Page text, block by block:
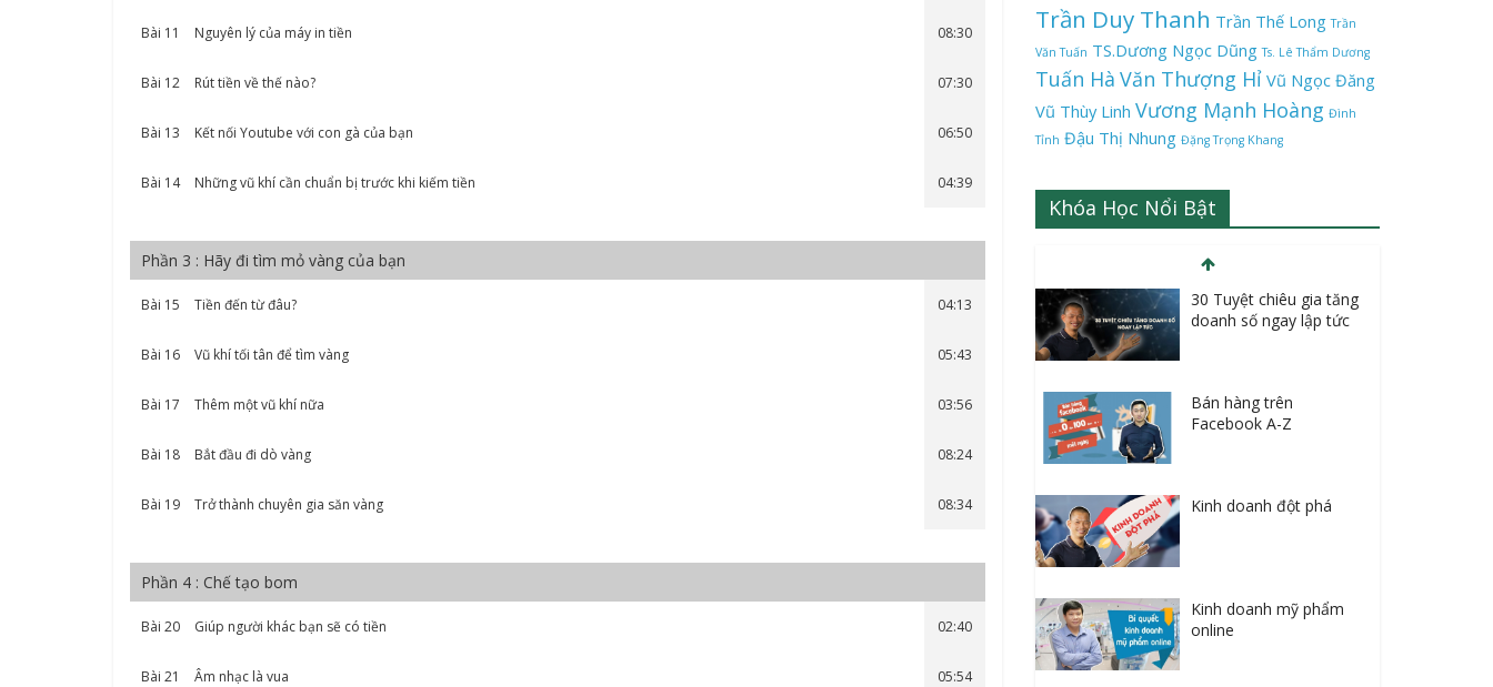
Bài 11 Nguyên lý của máy in tiền 08:30
Bài 12 Rút tiền về thế nào? 07:30
Bài 13 Kết nối Youtube với con gà của bạn 06:50
Bài 14 Những vũ khí cần chuẩn bị trước khi kiếm tiền 04:39
Phần 3 : Hãy đi tìm mỏ vàng của bạn
Bài 15 Tiền đến từ đâu? 04:13
Bài 16 Vũ khí tối tân để tìm vàng 05:43
Bài 17 Thêm một vũ khí nữa 03:56
Bài 18 Bắt đầu đi dò vàng 08:24
Bài 19 Trở thành chuyên gia săn vàng 08:34
Phần 4 : Chế tạo bom
Bài 20 Giúp người khác bạn sẽ có tiền 02:40
Bài 21 Âm nhạc là vua 05:54
Trần Duy Thanh Trần Thế Long Trần
Văn Tuấn TS.Dương Ngọc Dũng Ts. Lê Thẩm Dương
Tuấn Hà Văn Thượng Hỉ Vũ Ngọc Đăng
Vũ Thùy Linh Vương Mạnh Hoàng Đình
Tỉnh Đậu Thị Nhung Đặng Trọng Khang
Khóa Học Nổi Bật
30 Tuyệt chiêu gia tăng
doanh số ngay lập tức
Bán hàng trên
Facebook A-Z
Kinh doanh đột phá
Kinh doanh mỹ phẩm
online